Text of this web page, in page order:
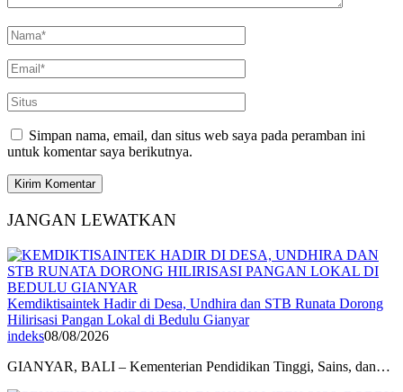
Simpan nama, email, dan situs web saya pada peramban ini
untuk komentar saya berikutnya.
JANGAN LEWATKAN
Kemdiktisaintek Hadir di Desa, Undhira dan STB Runata Dorong
Hilirisasi Pangan Lokal di Bedulu Gianyar
indeks08/08/2026
GIANYAR, BALI – Kementerian Pendidikan Tinggi, Sains, dan…